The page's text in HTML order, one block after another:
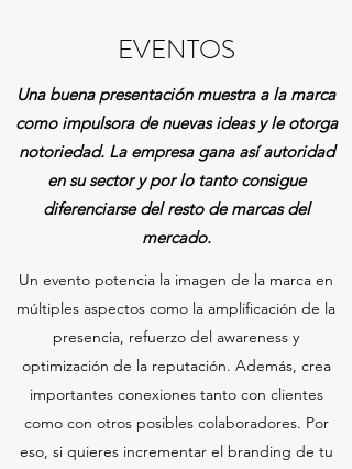
EVENTOS
Una buena presentación muestra a la marca
como impulsora de nuevas ideas y le otorga
notoriedad. La empresa gana así autoridad
en su sector y por lo tanto consigue
diferenciarse del resto de marcas del
mercado.
Un evento potencia la imagen de la marca en
múltiples aspectos como la amplificación de la
presencia, refuerzo del awareness y
optimización de la reputación. Además, crea
importantes conexiones tanto con clientes
como con otros posibles colaboradores. Por
eso, si quieres incrementar el branding de tu